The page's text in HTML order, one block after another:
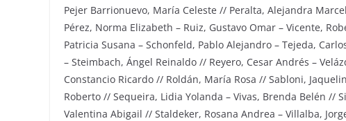
Pejer Barrionuevo, María Celeste // Peralta, Alejandra
Pérez, Norma Elizabeth – Ruiz, Gustavo Omar – Vicente,
Patricia Susana – Schonfeld, Pablo Alejandro – Tejeda,
– Steimbach, Ángel Reinaldo // Reyero, Cesar Andrés –
Constancio Ricardo // Roldán, María Rosa // Sabloni,
Roberto // Sequeira, Lidia Yolanda – Vivas, Brenda Belén //
Valentina Abigail // Staldeker, Rosana Andrea – Villalba,